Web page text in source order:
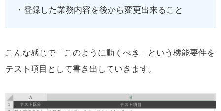
・登録した業務内容を後から変更出来ること
こんな感じで「このように動くべき」という機能要件を
テスト項目として書き出していきます。